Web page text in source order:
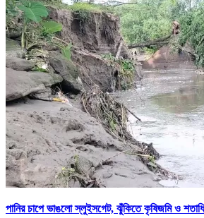
পানির চাপে ভাঙলো স্লুইসগেট, ঝুঁকিতে কৃষিজমি ও